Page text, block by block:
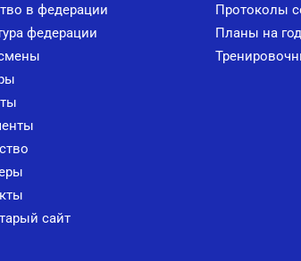
в федерации
федерации
сайт
Протоколы
Планы на год